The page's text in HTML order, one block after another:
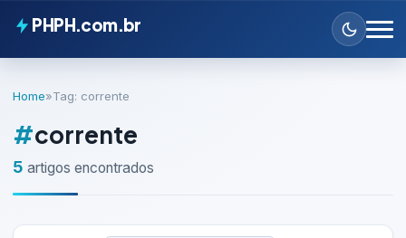
PHPH.com.br
Home»Tag: corrente
#corrente
5 artigos encontrados